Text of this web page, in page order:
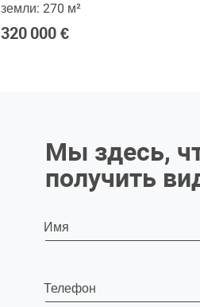
земли: 270 м²
320 000 €
Мы здесь,
получить
Имя
Телефон